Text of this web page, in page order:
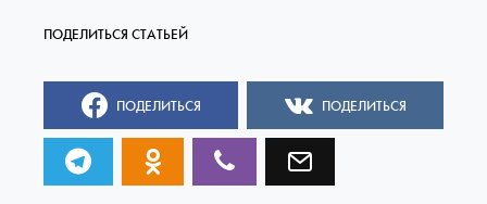
ПОДЕЛИТЬСЯ ПОДЕЛИТЬСЯ